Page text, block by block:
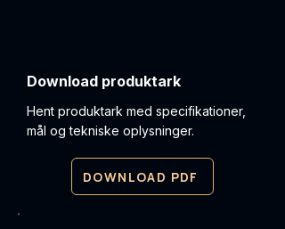
Download produktark
Hent produktark med specifikationer,
mål og tekniske oplysninger.
DOWNLOAD PDF